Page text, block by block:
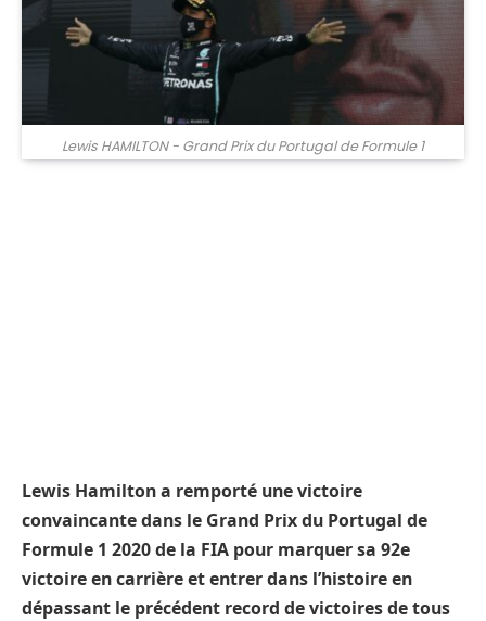
Lewis HAMILTON - Grand Prix du Portugal de Formule 1
Lewis Hamilton a remporté une victoire
convaincante dans le Grand Prix du Portugal de
Formule 1 2020 de la FIA pour marquer sa 92e
victoire en carrière et entrer dans l’histoire en
dépassant le précédent record de victoires de tous